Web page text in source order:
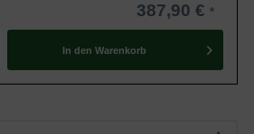
387,90 €
In den Warenkorb